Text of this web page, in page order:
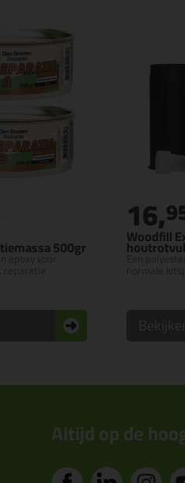
500gr
epoxy voor
Woodfill
Een
16,
Altijd op de